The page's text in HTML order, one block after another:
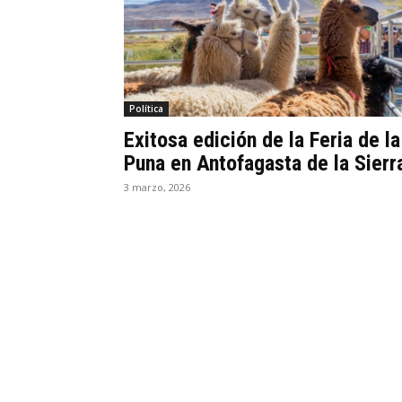
Política
Exitosa edición de la Feria de la
Puna en Antofagasta de la
3 marzo, 2026